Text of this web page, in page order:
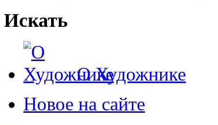
Искать
О Художнике
Новое на сайте